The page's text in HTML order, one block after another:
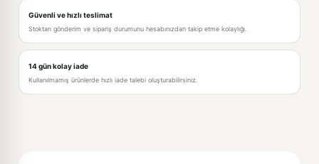
Güvenli ve hızlı teslimat
Stoktan gönderim ve sipariş durumunu hesabınızdan takip etme kolaylığı.
14 gün kolay iade
Kullanılmamış ürünlerde hızlı iade talebi oluşturabilirsiniz.